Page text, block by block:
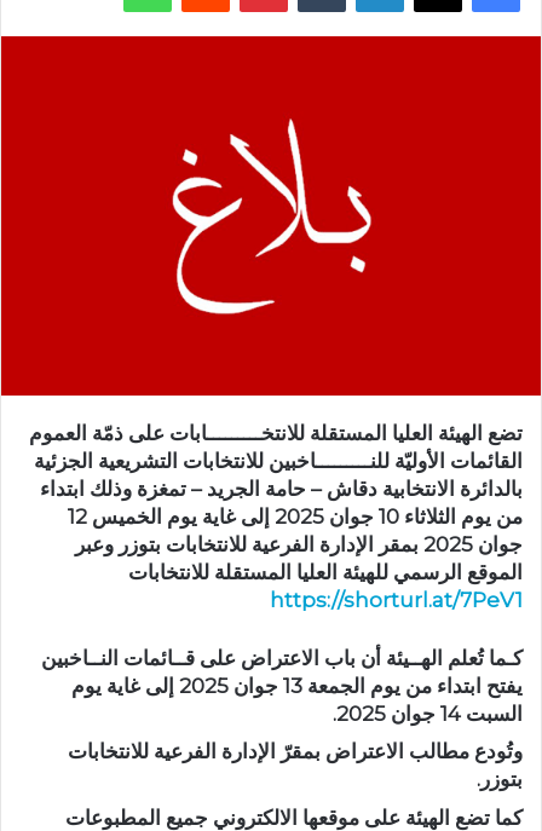
تضع الهيئة العليا المستقلة للانتخـــــــــابات على ذمّة العموم
القائمات الأوليّة للنـــــــــاخبين للانتخابات التشريعية الجزئية
بالدائرة الانتخابية دقاش – حامة الجريد – تمغزة وذلك ابتداء
من يوم الثلاثاء 10 جوان 2025 إلى غاية يوم الخميس 12
جوان 2025 بمقر الإدارة الفرعية للانتخابات بتوزر وعبر
الموقع الرسمي للهيئة العليا المستقلة للانتخابات
https://shorturl.at/7PeV1
كـما تُعلم الهــيئة أن باب الاعتراض على قــائمات النــاخبين
يفتح ابتداء من يوم الجمعة 13 جوان 2025 إلى غاية يوم
السبت 14 جوان 2025.
وتُودع مطالب الاعتراض بمقرّ الإدارة الفرعية للانتخابات
بتوزر.
كما تضع الهيئة على موقعها الالكتروني جميع المطبوعات